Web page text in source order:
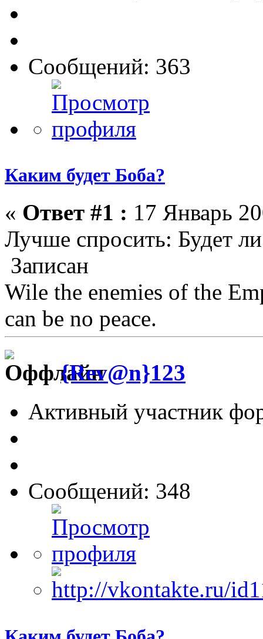
Сообщений: 363
Каким будет Боба?
« Ответ #1 : 17 Январь
Лучше спросить: Будет
Записан
Wile the enemies of the
can be no peace.
{Rev@n}123
Активный участник
Сообщений: 348